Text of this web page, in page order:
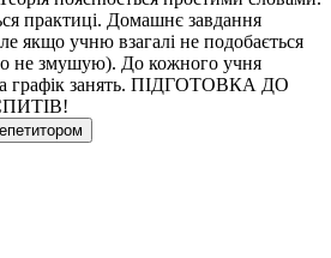
практиці. Домашнє завдання
якщо учню взагалі не подобається
не змушую). До кожного учня
та графік занять. ПІДГОТОВКА ДО